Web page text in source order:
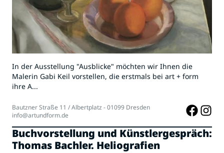
In der Ausstellung "Ausblicke" möchten wir Ihnen die
Malerin Gabi Keil vorstellen, die erstmals bei art + form
ihre A...
Bautzner Straße 11 / Albertplatz - 01099 Dresden
info@artundform.de
Buchvorstellung und Künstlergespräch:
Thomas Bachler. Heliografien